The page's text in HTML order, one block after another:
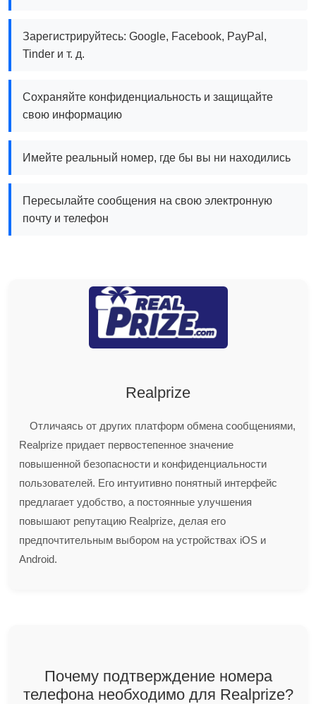
Зарегистрируйтесь: Google, Facebook, PayPal,
Tinder и т. д.
Сохраняйте конфиденциальность и защищайте
свою информацию
Имейте реальный номер, где бы вы ни находились
Пересылайте сообщения на свою электронную
почту и телефон
Realprize
Отличаясь от других платформ обмена сообщениями,
Realprize придает первостепенное значение
повышенной безопасности и конфиденциальности
пользователей. Его интуитивно понятный интерфейс
предлагает удобство, а постоянные улучшения
повышают репутацию Realprize, делая его
предпочтительным выбором на устройствах iOS и
Android.
Почему подтверждение номера
телефона необходимо для Realprize?